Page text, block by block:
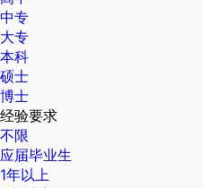
中专
大专
本科
硕士
博士
经验要求
不限
应届毕业生
1年以上